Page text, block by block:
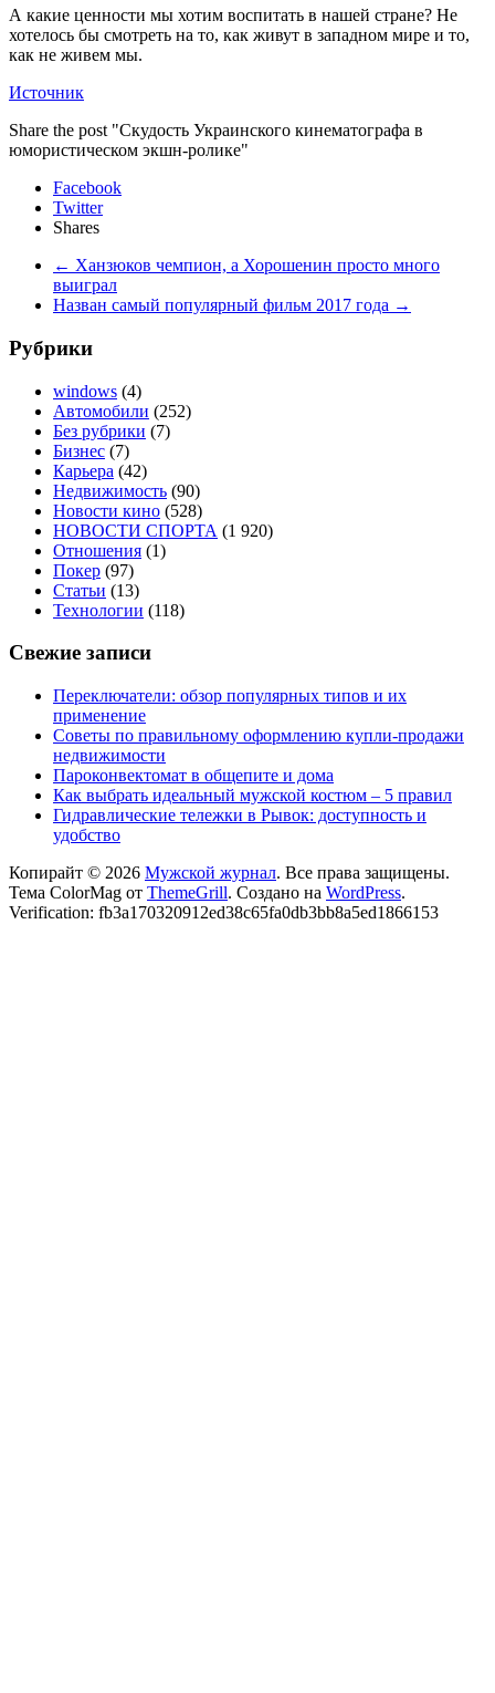
А какие ценности мы хотим воспитать в нашей стране? Не
хотелось бы смотреть на то, как живут в западном мире и то,
как не живем мы.
Источник
Share the post "Скудость Украинского кинематографа в
юмористическом экшн-ролике"
Facebook
Twitter
Shares
← Ханзюков чемпион, а Хорошенин просто много
выиграл
Назван самый популярный фильм 2017 года →
Рубрики
windows (4)
Автомобили (252)
Без рубрики (7)
Бизнес (7)
Карьера (42)
Недвижимость (90)
Новости кино (528)
НОВОСТИ СПОРТА (1 920)
Отношения (1)
Покер (97)
Статьи (13)
Технологии (118)
Свежие записи
Переключатели: обзор популярных типов и их
применение
Советы по правильному оформлению купли-продажи
недвижимости
Пароконвектомат в общепите и дома
Как выбрать идеальный мужской костюм – 5 правил
Гидравлические тележки в Рывок: доступность и
удобство
Копирайт © 2026 Мужской журнал. Все права защищены.
Тема ColorMag от ThemeGrill. Создано на WordPress.
Verification: fb3a170320912ed38c65fa0db3bb8a5ed1866153